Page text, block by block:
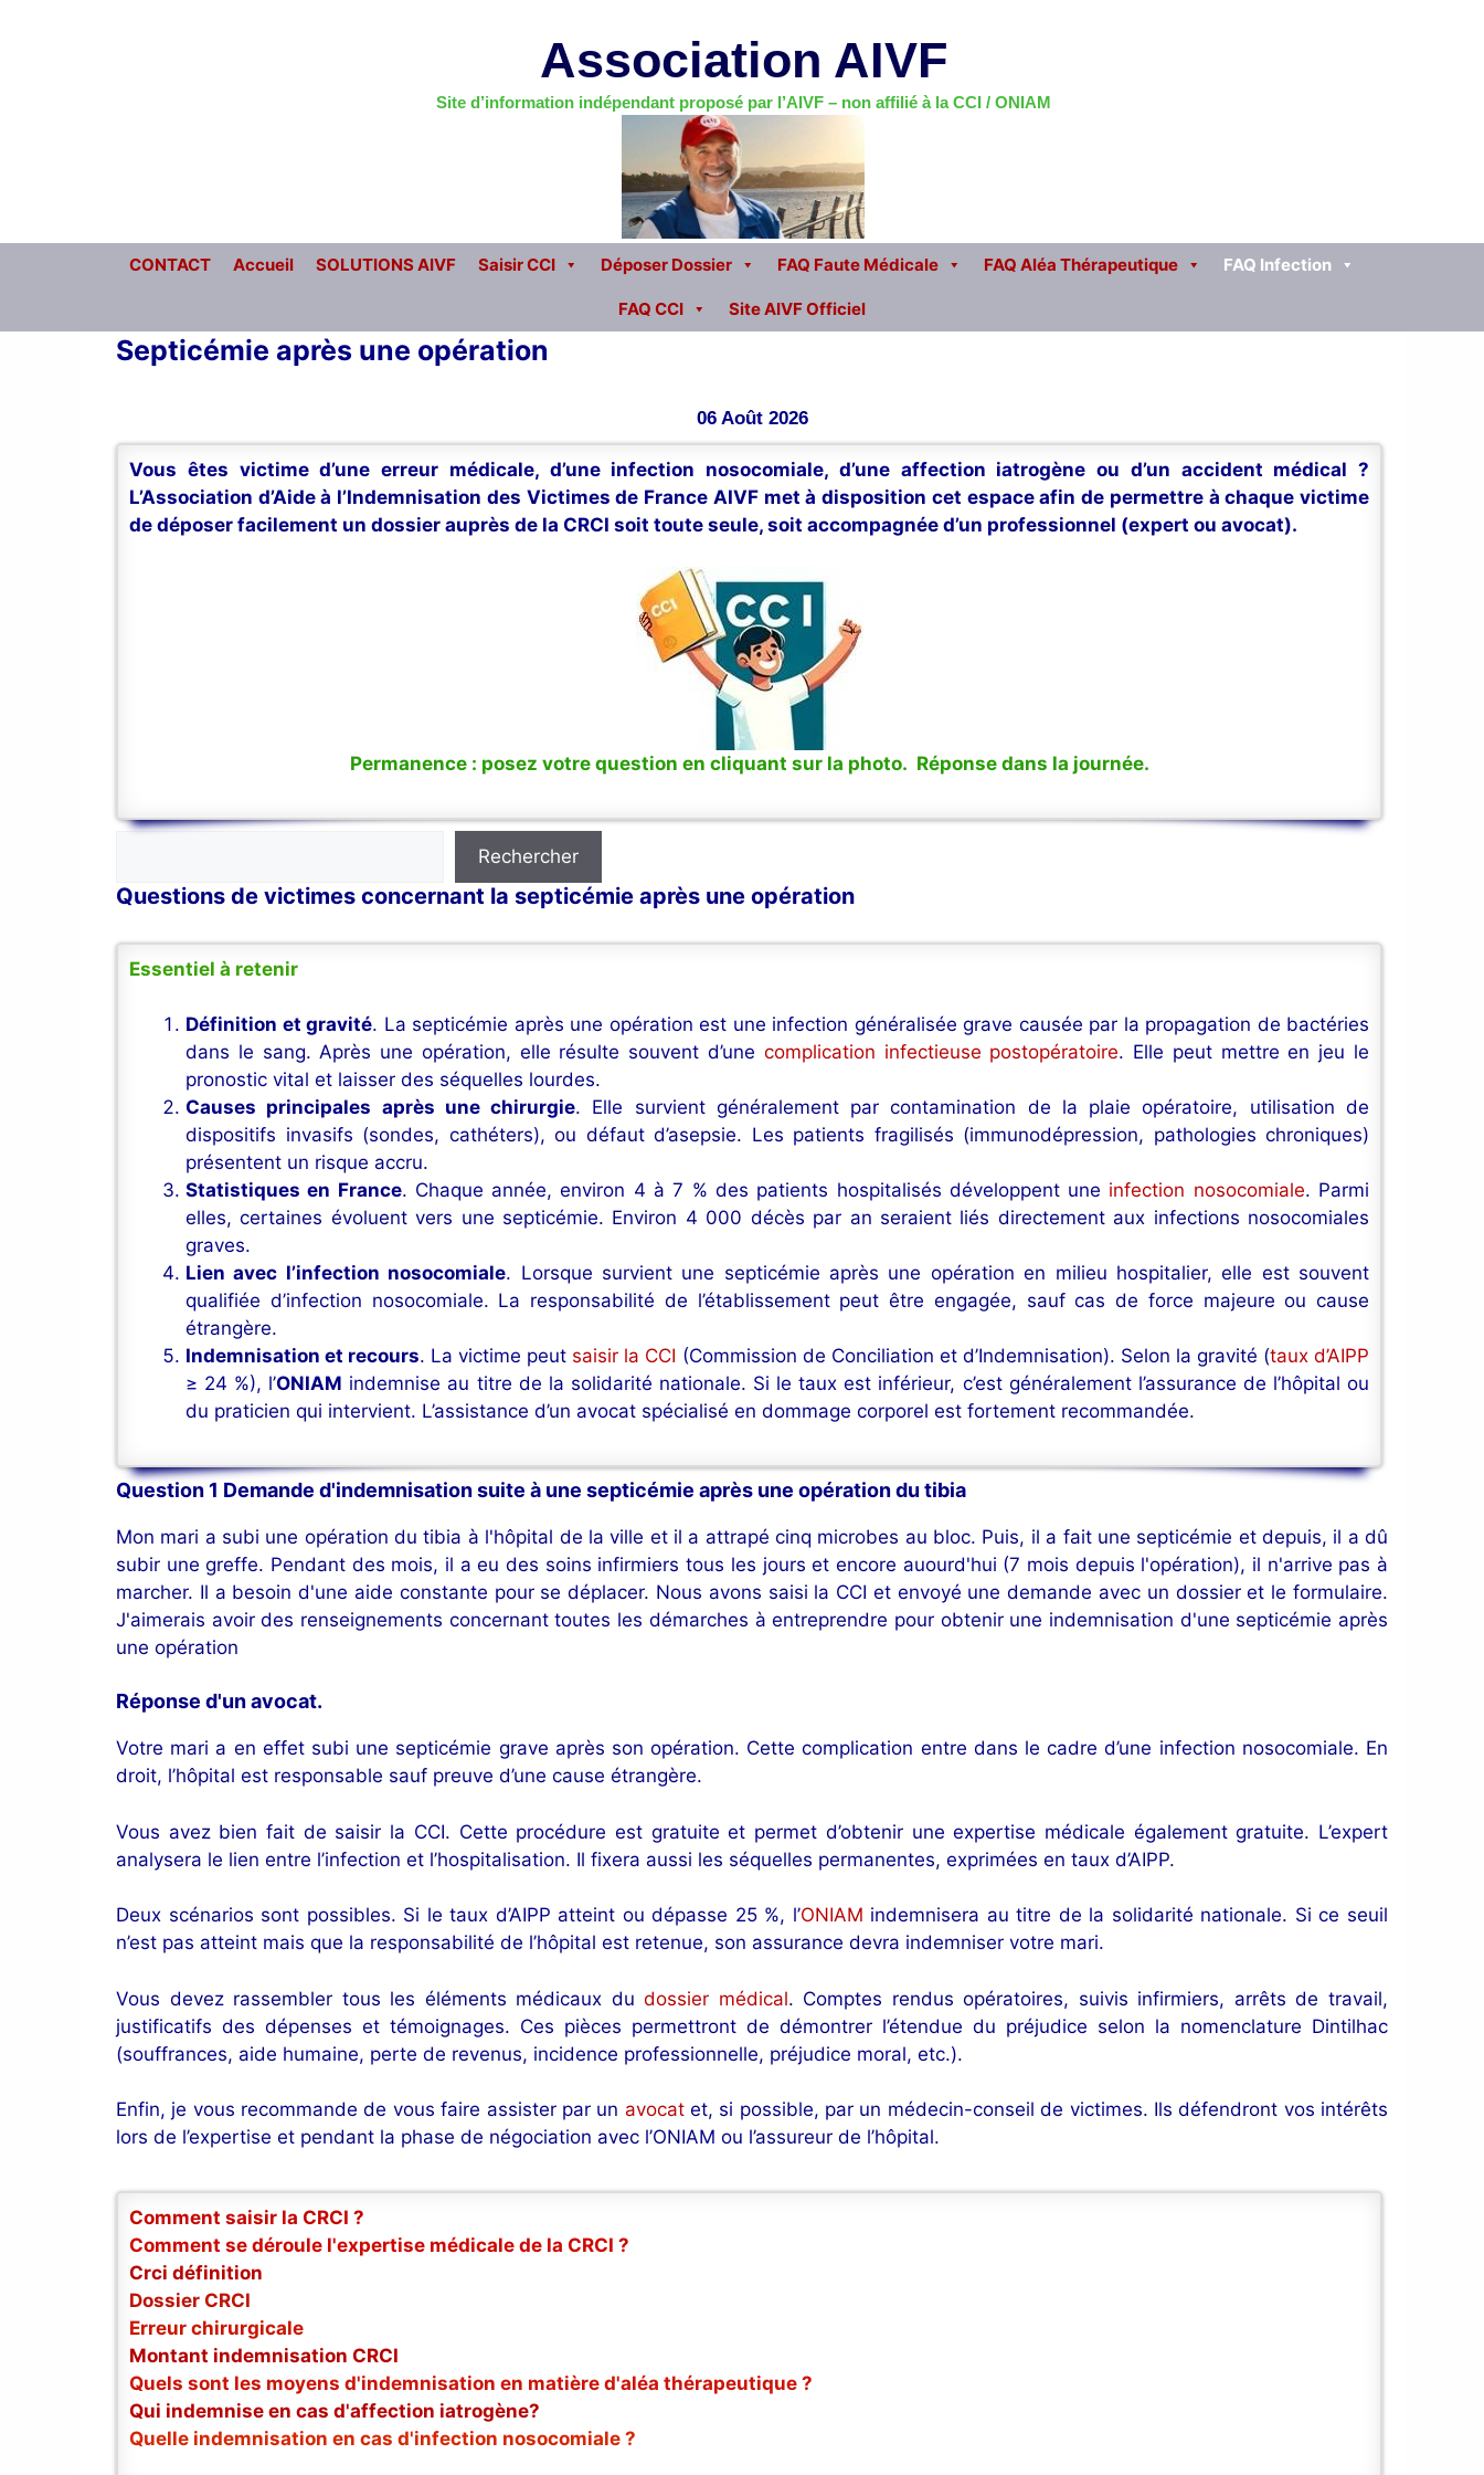
Association AIVF
Site d’information indépendant proposé par l’AIVF – non affilié à la CCI / ONIAM
CONTACT Accueil SOLUTIONS AIVF Saisir CCI Déposer Dossier FAQ Faute Médicale FAQ Aléa Thérapeutique FAQ Infection
FAQ CCI Site AIVF Officiel
Septicémie après une opération
06 Août 2026
Vous êtes victime d’une erreur médicale, d’une infection nosocomiale, d’une affection iatrogène ou d’un accident médical ?
L’Association d’Aide à l’Indemnisation des Victimes de France AIVF met à disposition cet espace afin de permettre à chaque victime
de déposer facilement un dossier auprès de la CRCI soit toute seule, soit accompagnée d’un professionnel (expert ou avocat).
Permanence : posez votre question en cliquant sur la photo. Réponse dans la journée.
Rechercher
Questions de victimes concernant la septicémie après une opération
Essentiel à retenir
Définition et gravité. La septicémie après une opération est une infection généralisée grave causée par la propagation de bactéries
dans le sang. Après une opération, elle résulte souvent d’une complication infectieuse postopératoire. Elle peut mettre en jeu le
pronostic vital et laisser des séquelles lourdes.
Causes principales après une chirurgie. Elle survient généralement par contamination de la plaie opératoire, utilisation de
dispositifs invasifs (sondes, cathéters), ou défaut d’asepsie. Les patients fragilisés (immunodépression, pathologies chroniques)
présentent un risque accru.
Statistiques en France. Chaque année, environ 4 à 7 % des patients hospitalisés développent une infection nosocomiale. Parmi
elles, certaines évoluent vers une septicémie. Environ 4 000 décès par an seraient liés directement aux infections nosocomiales
graves.
Lien avec l’infection nosocomiale. Lorsque survient une septicémie après une opération en milieu hospitalier, elle est souvent
qualifiée d’infection nosocomiale. La responsabilité de l’établissement peut être engagée, sauf cas de force majeure ou cause
étrangère.
Indemnisation et recours. La victime peut saisir la CCI (Commission de Conciliation et d’Indemnisation). Selon la gravité (taux d’AIPP
≥ 24 %), l’ONIAM indemnise au titre de la solidarité nationale. Si le taux est inférieur, c’est généralement l’assurance de l’hôpital ou
du praticien qui intervient. L’assistance d’un avocat spécialisé en dommage corporel est fortement recommandée.
Question 1 Demande d'indemnisation suite à une septicémie après une opération du tibia
Mon mari a subi une opération du tibia à l'hôpital de la ville et il a attrapé cinq microbes au bloc. Puis, il a fait une septicémie et depuis, il a dû
subir une greffe. Pendant des mois, il a eu des soins infirmiers tous les jours et encore auourd'hui (7 mois depuis l'opération), il n'arrive pas à
marcher. Il a besoin d'une aide constante pour se déplacer. Nous avons saisi la CCI et envoyé une demande avec un dossier et le formulaire.
J'aimerais avoir des renseignements concernant toutes les démarches à entreprendre pour obtenir une indemnisation d'une septicémie après
une opération
Réponse d'un avocat.
Votre mari a en effet subi une septicémie grave après son opération. Cette complication entre dans le cadre d’une infection nosocomiale. En
droit, l’hôpital est responsable sauf preuve d’une cause étrangère.
Vous avez bien fait de saisir la CCI. Cette procédure est gratuite et permet d’obtenir une expertise médicale également gratuite. L’expert
analysera le lien entre l’infection et l’hospitalisation. Il fixera aussi les séquelles permanentes, exprimées en taux d’AIPP.
Deux scénarios sont possibles. Si le taux d’AIPP atteint ou dépasse 25 %, l’ONIAM indemnisera au titre de la solidarité nationale. Si ce seuil
n’est pas atteint mais que la responsabilité de l’hôpital est retenue, son assurance devra indemniser votre mari.
Vous devez rassembler tous les éléments médicaux dudossier médical. Comptes rendus opératoires, suivis infirmiers, arrêts de travail,
justificatifs des dépenses et témoignages. Ces pièces permettront de démontrer l’étendue du préjudice selon la nomenclature Dintilhac
(souffrances, aide humaine, perte de revenus, incidence professionnelle, préjudice moral, etc.).
Enfin, je vous recommande de vous faire assister par un avocatet, si possible, par un médecin-conseil de victimes. Ils défendront vos intérêts
lors de l’expertise et pendant la phase de négociation avec l’ONIAM ou l’assureur de l’hôpital.
Comment saisir la CRCI ?
Comment se déroule l'expertise médicale de la CRCI ?
Crci définition
Dossier CRCI
Erreur chirurgicale
Montant indemnisation CRCI
Quels sont les moyens d'indemnisation en matière d'aléa thérapeutique ?
Qui indemnise en cas d'affection iatrogène?
Quelle indemnisation en cas d'infection nosocomiale ?